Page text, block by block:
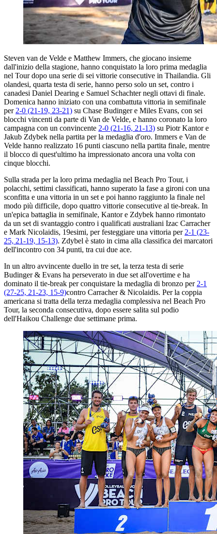
Steven van de Velde e Matthew Immers, che giocano insieme
dall'inizio della stagione, hanno conquistato la loro prima medaglia
nel Tour dopo una serie di sei vittorie consecutive in Thailandia. Gli
olandesi, quarta testa di serie, hanno perso solo un set, contro i
canadesi Daniel Dearing e Samuel Schachter negli ottavi di finale.
Domenica hanno iniziato con una combattuta vittoria in semifinale
per 2-0 (21-19, 23-21) su Chase Budinger e Miles Evans, con sei
blocchi vincenti da parte di Van de Velde, e hanno coronato la loro
campagna con un convincente 2-0 (21-16, 21-13) su Piotr Kantor e
Jakub Zdybek nella partita per la medaglia d'oro. Immers e Van de
Velde hanno realizzato 16 punti ciascuno nella partita finale, mentre
il blocco di quest'ultimo ha impressionato ancora una volta con
cinque blocchi.
Sulla strada per la loro prima medaglia nel Beach Pro Tour, i
polacchi, settimi classificati, hanno superato la fase a gironi con una
sconfitta e una vittoria in un set e poi hanno raggiunto la finale nel
modo più difficile, dopo quattro vittorie consecutive al tie-break. In
un'epica battaglia in semifinale, Kantor e Zdybek hanno rimontato
da un set di svantaggio contro i qualificati australiani Izac Carracher
e Mark Nicolaidis, 19esimi, per festeggiare una vittoria per 2-1 (23-
25, 21-19, 15-13). Zdybel è stato in cima alla classifica dei marcatori
dell'incontro con 34 punti, tra cui due ace.
In un altro avvincente duello in tre set, la terza testa di serie
Budinger & Evans ha perseverato in due set all'overtime e ha
dominato il tie-break per conquistare la medaglia di bronzo per 2-1
(27-25, 21-23, 15-9)contro Carracher & Nicolaidis. Per la coppia
americana si tratta della terza medaglia complessiva nel Beach Pro
Tour, la seconda consecutiva, dopo essere salita sul podio
dell'Haikou Challenge due settimane prima.